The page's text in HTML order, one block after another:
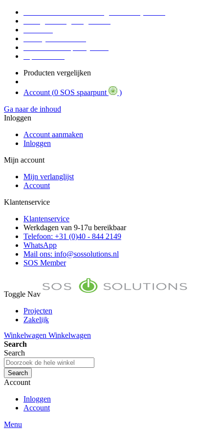
Producten vergelijken
Account (0 SOS spaarpunt
)
Ga naar de inhoud
Inloggen
Account aanmaken
Inloggen
Mijn account
Mijn verlanglijst
Account
Klantenservice
Klantenservice
Werkdagen van 9-17u bereikbaar
Telefoon: +31 (0)40 - 844 2149
WhatsApp
Mail ons: info@sossolutions.nl
SOS Member
Toggle Nav
Projecten
Zakelijk
Toon prijzen Incl. BTW
Toon prijzen Excl. BTW
Winkelwagen Winkelwagen
Search
Search
Search
Account
Inloggen
Account
Menu